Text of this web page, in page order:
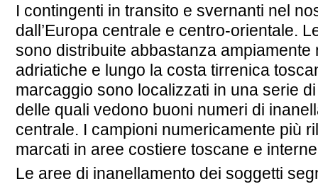
I contingenti in transito e svernanti nel
dall’Europa centrale e centro-orientale.
sono distribuite abbastanza
adriatiche e lungo la costa tirrenica
marcaggio sono localizzati in una serie
delle quali vedono buoni numeri di
centrale. I campioni numericamente più
marcati in aree costiere toscane e
Le aree di inanellamento dei soggetti